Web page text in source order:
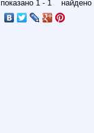
показано 1 - 1 найдено